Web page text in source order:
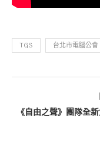
TGS 台北市電腦公會
《自由之聲》團隊全